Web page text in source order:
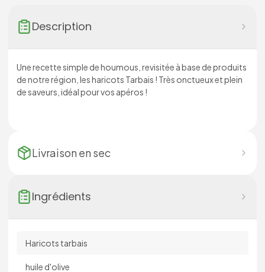
Description
Une recette simple de houmous, revisitée à base de produits
de notre région, les haricots Tarbais ! Très onctueux et plein
de saveurs, idéal pour vos apéros !
Livraison en sec
Ingrédients
Haricots tarbais
huile d'olive